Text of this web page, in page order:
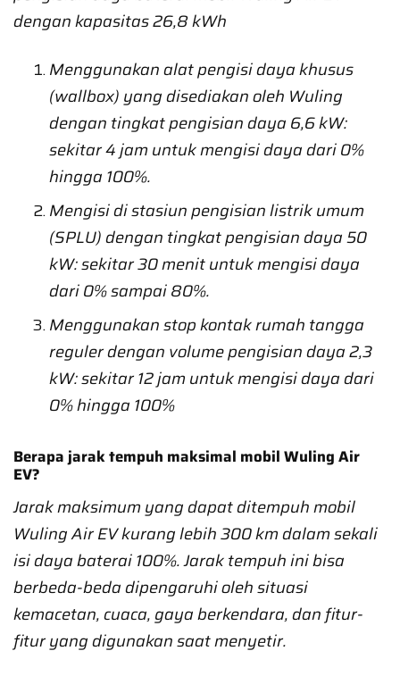
dengan kapasitas 26,8 kWh
Menggunakan alat pengisi daya khusus
(wallbox) yang disediakan oleh Wuling
dengan tingkat pengisian daya 6,6 kW:
sekitar 4 jam untuk mengisi daya dari 0%
hingga 100%.
Mengisi di stasiun pengisian listrik umum
(SPLU) dengan tingkat pengisian daya 50
kW: sekitar 30 menit untuk mengisi daya
dari 0% sampai 80%.
Menggunakan stop kontak rumah tangga
reguler dengan volume pengisian daya 2,3
kW: sekitar 12 jam untuk mengisi daya dari
0% hingga 100%
Berapa jarak tempuh maksimal mobil Wuling Air
EV?
Jarak maksimum yang dapat ditempuh mobil
Wuling Air EV kurang lebih 300 km dalam sekali
isi daya baterai 100%. Jarak tempuh ini bisa
berbeda-beda dipengaruhi oleh situasi
kemacetan, cuaca, gaya berkendara, dan fitur-
fitur yang digunakan saat menyetir.